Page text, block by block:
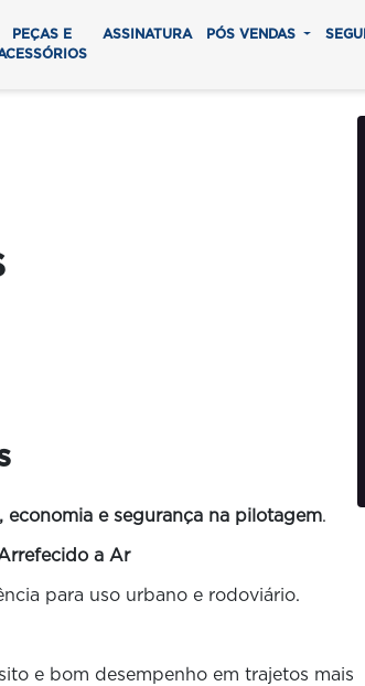
PEÇAS E
ASSINATURA PÓS VENDAS
economia e segurança na pilotagem.
a Ar
para uso urbano e rodoviário.
e bom desempenho em trajetos mais